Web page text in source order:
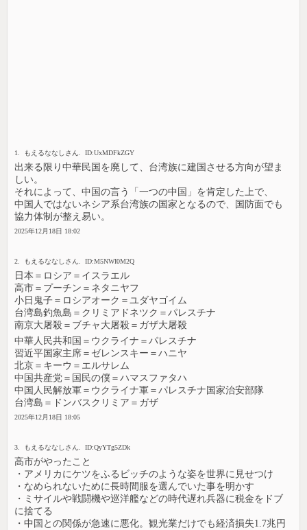
1. もえるななしさん. ID:UxMDFkZGY
出来る限り中華民国を廃して、台湾族に建国させる方向が望ま
しい。
それによって、中国の言う「一つの中国」を肯定した上で、
中国人ではないネシア系台湾族の国家となるので、国防面でも
協力体制が整え易い。
2025年12月18日 18:02
2. もえるななしさん. ID:M5NWI0M2Q
日本＝ロシア＝イスラエル
高市＝プーチン＝ネタニヤフ
小日鬼子＝ロシアオーク＝ユダヤゴイム
台湾島釣魚島＝クリミアドネツク＝パレスチナ
南京大屠殺＝ブチャ大屠殺＝ガザ大屠殺
中華人民共和国＝ウクライナ＝パレスチナ
習近平国家主席＝ゼレンスキー＝ハニヤ
北京＝キーウ＝エルサレム
中国共産党＝国民の僕＝ハマスファタハ
中国人民解放軍＝ウクライナ軍＝パレスチナ国家治安部隊
台湾島＝ドンバスクリミア＝ガザ
2025年12月18日 18:05
3. もえるななしさん. ID:QyYTg5ZDk
高市がやったこと
・アメリカにケツをふるビッチのような姿を世界に見せつけ
・なめられないために長時間服を選んでいた事を明かす
・ミサイルや戦闘機や巡洋艦などの時代遅れ兵器に税金をドブ
に捨てる
・中国との関係が急速に悪化。観光業だけでも経済損失1.7兆円